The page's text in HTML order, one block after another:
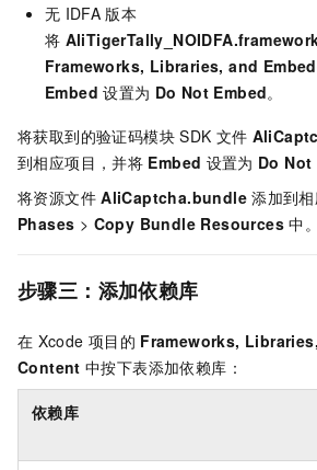
无 IDFA 版本
将
Frameworks, Libraries, and
Embed 设置为 Do Not Embed。
将获取到的验证码模块 SDK 文件
到相应项目，并将 Embed 设置为 Do Not
将资源文件 AliCaptcha.bundle 添加到
Phases > Copy Bundle Resources 中。
步骤三：添加依赖库
在 Xcode 项目的 Frameworks,
Content 中按下表添加依赖库：
依赖库